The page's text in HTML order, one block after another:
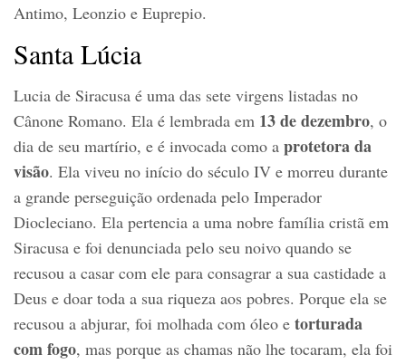
Antimo, Leonzio e Euprepio.
Santa Lúcia
Lucia de Siracusa é uma das sete virgens listadas no
Cânone Romano. Ela é lembrada em 13 de dezembro, o
dia de seu martírio, e é invocada como a protetora da
visão. Ela viveu no início do século IV e morreu durante
a grande perseguição ordenada pelo Imperador
Diocleciano. Ela pertencia a uma nobre família cristã em
Siracusa e foi denunciada pelo seu noivo quando se
recusou a casar com ele para consagrar a sua castidade a
Deus e doar toda a sua riqueza aos pobres. Porque ela se
recusou a abjurar, foi molhada com óleo e torturada
com fogo, mas porque as chamas não lhe tocaram, ela foi